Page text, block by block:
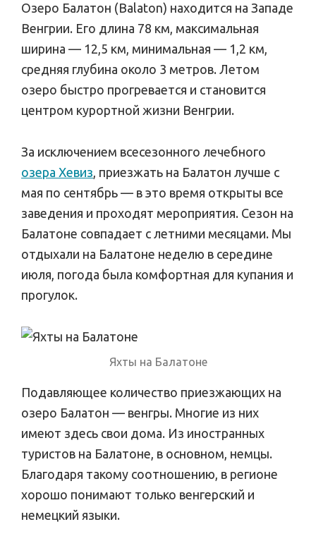
Озеро Балатон (Balaton) находится на Западе
Венгрии. Его длина 78 км, максимальная
ширина — 12,5 км, минимальная — 1,2 км,
средняя глубина около 3 метров. Летом
озеро быстро прогревается и становится
центром курортной жизни Венгрии.
За исключением всесезонного лечебного
озера Хевиз, приезжать на Балатон лучше с
мая по сентябрь — в это время открыты все
заведения и проходят мероприятия. Сезон на
Балатоне совпадает с летними месяцами. Мы
отдыхали на Балатоне неделю в середине
июля, погода была комфортная для купания и
прогулок.
Яхты на Балатоне
Подавляющее количество приезжающих на
озеро Балатон — венгры. Многие из них
имеют здесь свои дома. Из иностранных
туристов на Балатоне, в основном, немцы.
Благодаря такому соотношению, в регионе
хорошо понимают только венгерский и
немецкий языки.